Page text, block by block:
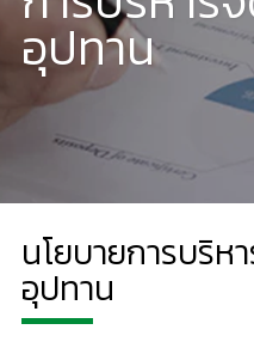
อุปทาน
นโยบายการบริห
อุปทาน